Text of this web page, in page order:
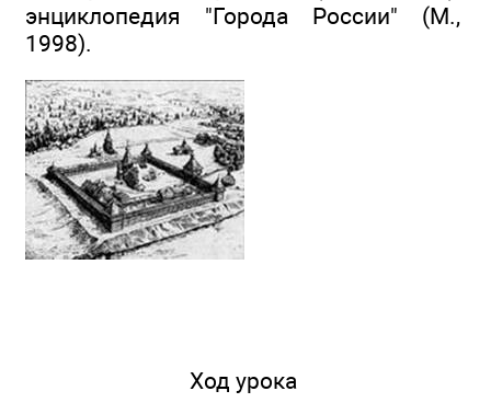
энциклопедия "Города России" (М.,
1998).
Ход урока